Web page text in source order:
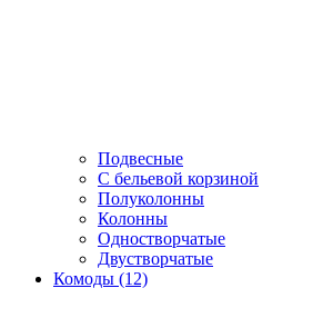
Подвесные
С бельевой корзиной
Полуколонны
Колонны
Одностворчатые
Двустворчатые
Комоды (12)